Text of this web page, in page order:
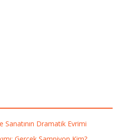
Sanatının Dramatik Evrimi